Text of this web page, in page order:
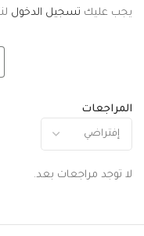
المراجعات
لا توجد مراجعات بعد.
يجب عليك تسجيل الدخول